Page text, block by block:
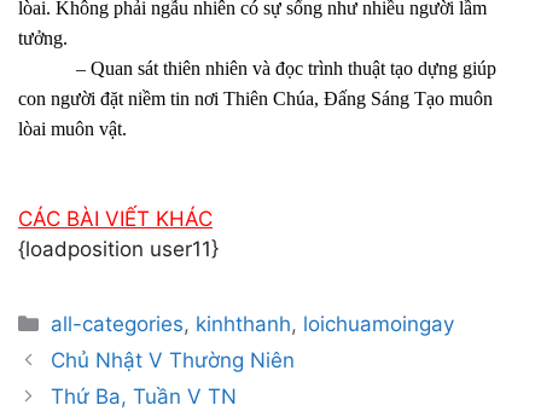
lòai. Không phải ngẫu nhiên có sự sống như nhiều người lầm
tưởng.
– Quan sát thiên nhiên và đọc trình thuật tạo dựng giúp
con người đặt niềm tin nơi Thiên Chúa, Đấng Sáng Tạo muôn
lòai muôn vật.
CÁC BÀI VIẾT KHÁC
{loadposition user11}
Categories
all-categories, kinhthanh, loichuamoingay
Post
navigation
Chủ Nhật V Thường Niên
Thứ Ba, Tuần V TN